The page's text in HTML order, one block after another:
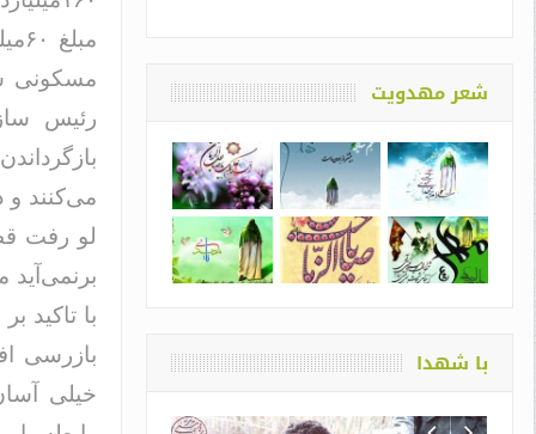
مسکونی
رئیس
می‌کنند و
لو رفت
برنمی‌آید
با تاکید
بازرسی
خیلی
شعر مهدویت
با شهدا